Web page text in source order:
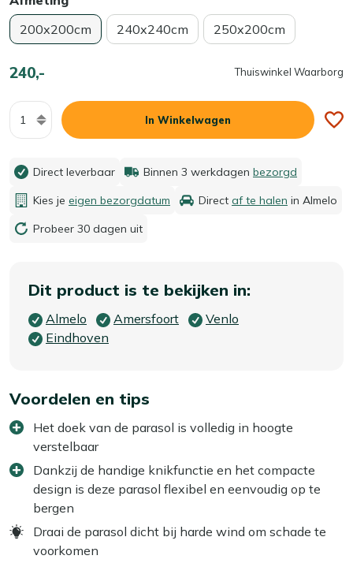
200x200cm
240x240cm 250x200cm
240,- Thuiswinkel Waarborg
Aantal
In Winkelwagen
Direct leverbaar Binnen 3 werkdagen bezorgd
Kies je eigen bezorgdatum Direct af te halen in Almelo
Probeer 30 dagen uit
Dit product is te bekijken in:
Almelo Amersfoort
Venlo
Eindhoven
Voordelen en tips
Het doek van de parasol is volledig in hoogte
verstelbaar
Dankzij de handige knikfunctie en het compacte
design is deze parasol flexibel en eenvoudig op te
bergen
Draai de parasol dicht bij harde wind om schade te
voorkomen